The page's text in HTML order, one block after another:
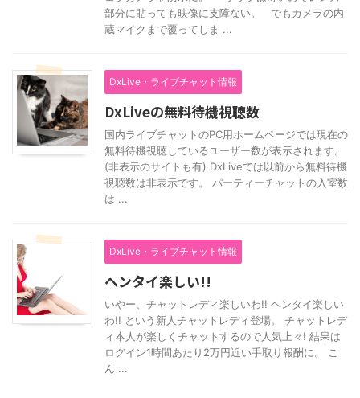
部分に貼っても映像に支障ない。 でもカメラの内
蔵マイクまで覆ってしま ...
DxLive・ライブチャット情報
DxLiveの無料待機視聴数
国内ライブチャットのPC用ホームページでは現在の
無料待機視聴しているユーザー数が表示されます。
(非表示のサイトも有) DxLiveでは以前から無料待機
視聴数は非表示です。 パーティーチャットの入室数
は ...
DxLive・ライブチャット情報
ヘンタイ楽しい!!
いやー、チャットレディ楽しいわ!! ヘンタイ楽しい
わ!! という新人チャットレディ登場。 チャットレデ
ィ本人が楽しくチャットするので人気上々! 結果は
ログイン1時間あたり2万円近い手取り報酬に。 こ
ん ...